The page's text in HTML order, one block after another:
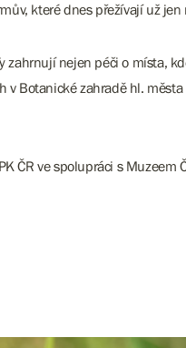
které dnes přežívají už
zahrnují nejen péči o místa,
Botanické zahradě hl.
ČR ve spolupráci s